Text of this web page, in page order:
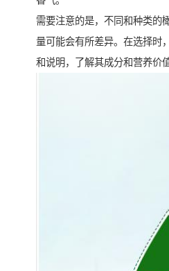
需要注意的是，不同和种类的
量可能会有所差异。在选择时
和说明，了解其成分和营养价值